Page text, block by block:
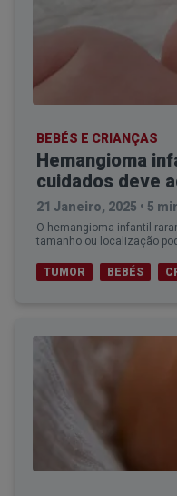
BEBÉS E CRIANÇAS
Hemangioma
cuidados deve
21 Janeiro, 2025 • 5
O hemangioma infantil
tamanho ou localização
TUMOR BEBÉS